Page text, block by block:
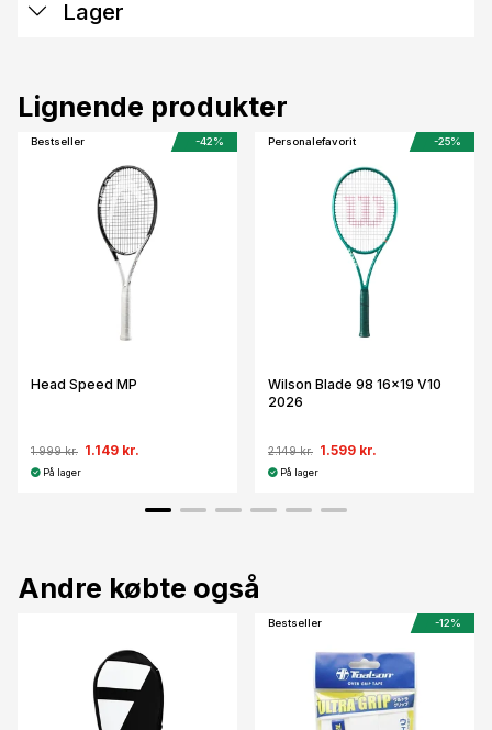
Lager
Lignende produkter
Bestseller -42%
Head Speed MP
1.999 kr. 1.149 kr.
På lager
Personalefavorit -25%
Wilson Blade 98 16x19 V10
2026
2.149 kr. 1.599 kr.
På lager
Andre købte også
Bestseller -12%